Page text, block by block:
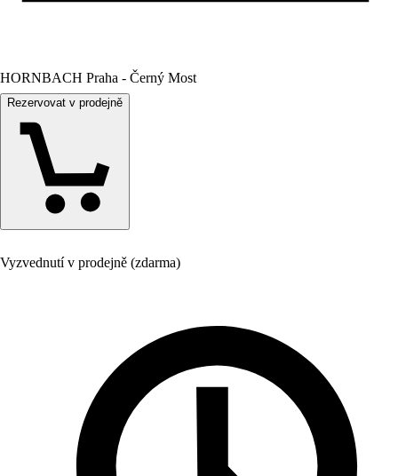
HORNBACH Praha - Černý Most
Rezervovat v prodejně
Vyzvednutí v prodejně (zdarma)